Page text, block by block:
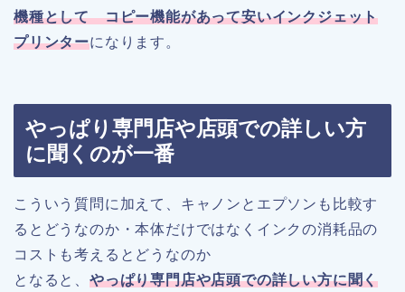
機種として コピー機能があって安いインクジェット
プリンターになります。
やっぱり専門店や店頭での詳しい方
に聞くのが一番
こういう質問に加えて、キャノンとエプソンも比較す
るとどうなのか・本体だけではなくインクの消耗品の
コストも考えるとどうなのか
となると、 やっぱり専門店や店頭での詳しい方に聞く